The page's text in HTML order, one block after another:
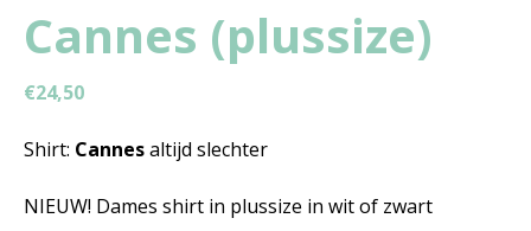
Cannes (plussize)
€24,50
Shirt: Cannesaltijd slechter
NIEUW! Dames shirt in plussize in wit of zwart